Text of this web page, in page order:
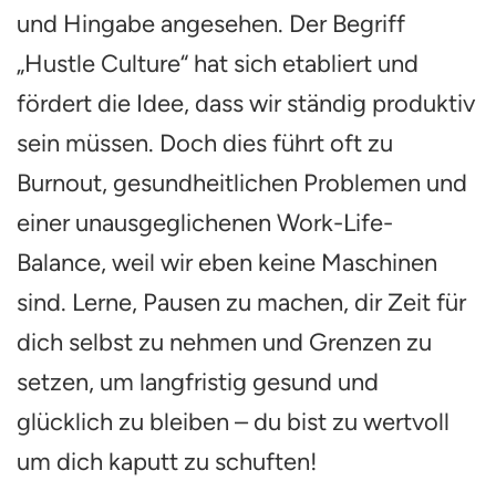
und Hingabe angesehen. Der Begriff
„Hustle Culture“ hat sich etabliert und
fördert die Idee, dass wir ständig produktiv
sein müssen. Doch dies führt oft zu
Burnout, gesundheitlichen Problemen und
einer unausgeglichenen Work-Life-
Balance, weil wir eben keine Maschinen
sind. Lerne, Pausen zu machen, dir Zeit für
dich selbst zu nehmen und Grenzen zu
setzen, um langfristig gesund und
glücklich zu bleiben – du bist zu wertvoll
um dich kaputt zu schuften!